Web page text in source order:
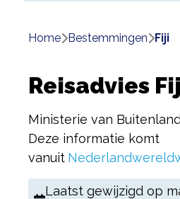
Home bestemmingen fiji
Reisadvies
Ministerie van
Deze informatie komt
vanuit
Laatst gewijzigd op